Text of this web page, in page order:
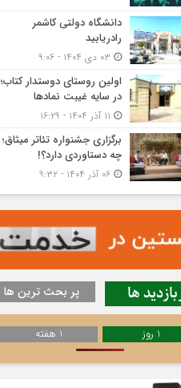
دانشگاه دولتی کاشمر‌
رادریابید
اولین روستای دوستدار کتاب؛
در سایه غیبت نمادها
برگزاری جشنواره تئاتر میثاق؛
چه دستاوردی دارد؟!
ها پر بحث ترین ها
1 روز 1 هفته